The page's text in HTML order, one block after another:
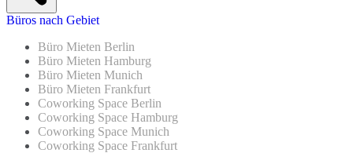
Büros nach Gebiet
Büro Mieten Berlin
Büro Mieten Hamburg
Büro Mieten Munich
Büro Mieten Frankfurt
Coworking Space Berlin
Coworking Space Hamburg
Coworking Space Munich
Coworking Space Frankfurt